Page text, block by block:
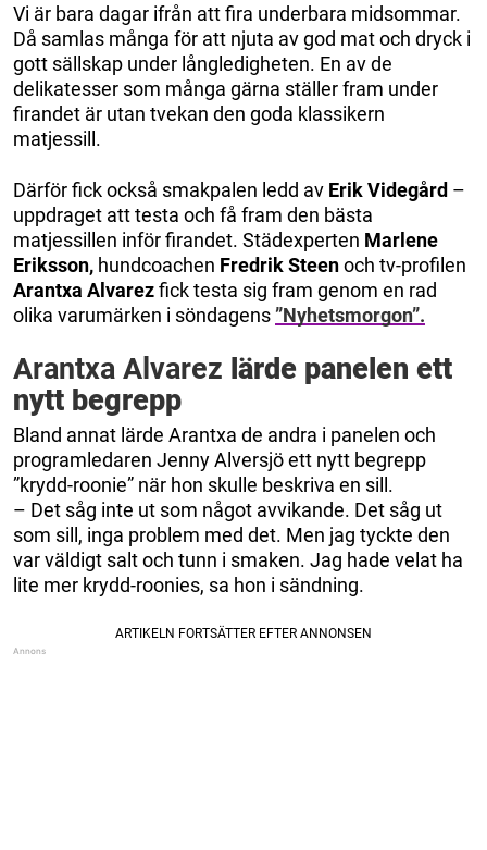
Vi är bara dagar ifrån att fira underbara midsommar.
Då samlas många för att njuta av god mat och dryck i
gott sällskap under långledigheten. En av de
delikatesser som många gärna ställer fram under
firandet är utan tvekan den goda klassikern
matjessill.
Därför fick också smakpalen ledd av Erik Videgård –
uppdraget att testa och få fram den bästa
matjessillen inför firandet. Städexperten Marlene
Eriksson, hundcoachen Fredrik Steenoch tv-profilen
Arantxa Alvarezfick testa sig fram genom en rad
olika varumärken i söndagens”Nyhetsmorgon”.
Arantxa Alvarez lärde panelen ett
nytt begrepp
Bland annat lärde Arantxa de andra i panelen och
programledaren Jenny Alversjö ett nytt begrepp
”krydd-roonie” när hon skulle beskriva en sill.
– Det såg inte ut som något avvikande. Det såg ut
som sill, inga problem med det. Men jag tyckte den
var väldigt salt och tunn i smaken. Jag hade velat ha
lite mer krydd-roonies, sa hon i sändning.